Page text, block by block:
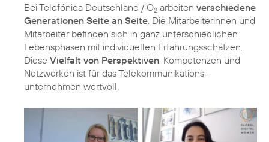
Bei Telefónica Deutschland / O2 arbeiten verschiedene
Generationen Seite an Seite . Die Mitarbeiterinnen und
Mitarbeiter befinden sich in ganz unterschiedlichen
Lebensphasen mit individuellen Erfahrungsschätzen.
Diese Vielfalt von Perspektiven, Kompetenzen und
Netzwerken ist für das Telekommunikations­
unternehmen wertvoll.